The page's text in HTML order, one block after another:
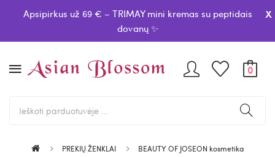
Apsipirkus už 69 € – TRIMAY mini kremas su peptidais
dovanų ✨
x
0
PREKIŲ ŽENKLAI
BEAUTY OF JOSEON kosmetika